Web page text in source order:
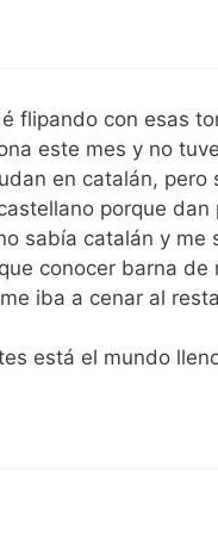
flipando con esas
este mes y no
en catalán,
porque
sabía catalán y
conocer barna de
iba a cenar al
está el mundo